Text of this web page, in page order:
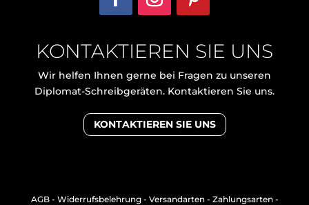
KONTAKTIEREN SIE UNS
Wir helfen Ihnen gerne bei Fragen zu unseren
Diplomat-Schreibgeräten. Kontaktieren Sie uns.
KONTAKTIEREN SIE UNS
AGB- Widerrufsbelehrung- Versandarten- Zahlungsarten-